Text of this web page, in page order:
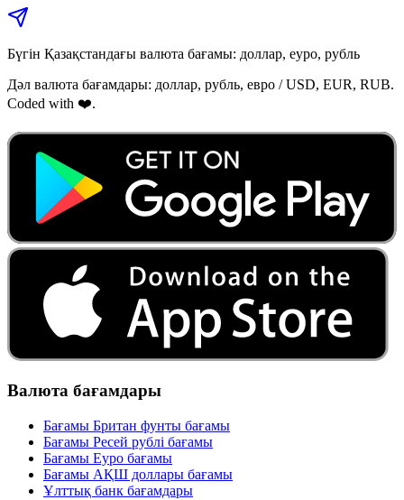
Бүгін Қазақстандағы валюта бағамы: доллар, еуро, рубль
Дәл валюта бағамдары: доллар, рубль, евро / USD, EUR, RUB.
Coded with ❤️.
Валюта бағамдары
Бағамы Британ фунты бағамы
Бағамы Ресей рублі бағамы
Бағамы Еуро бағамы
Бағамы АҚШ доллары бағамы
Ұлттық банк бағамдары